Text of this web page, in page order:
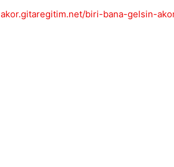
akor.gitaregitim.net/biri-bana-gelsin-